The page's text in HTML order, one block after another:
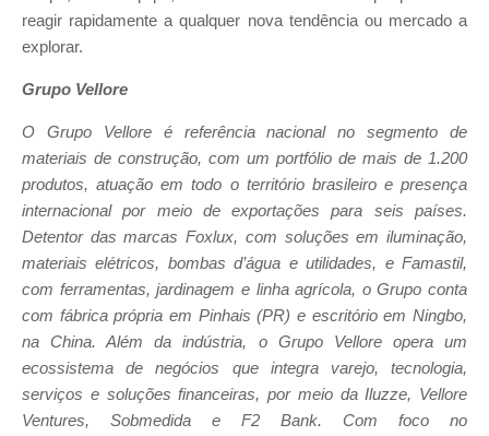
reagir rapidamente a qualquer nova tendência ou mercado a
explorar.
Grupo Vellore
O Grupo Vellore é referência nacional no segmento de
materiais de construção, com um portfólio de mais de 1.200
produtos, atuação em todo o território brasileiro e presença
internacional por meio de exportações para seis países.
Detentor das marcas Foxlux, com soluções em iluminação,
materiais elétricos, bombas d’água e utilidades, e Famastil,
com ferramentas, jardinagem e linha agrícola, o Grupo conta
com fábrica própria em Pinhais (PR) e escritório em Ningbo,
na China. Além da indústria, o Grupo Vellore opera um
ecossistema de negócios que integra varejo, tecnologia,
serviços e soluções financeiras, por meio da Iluzze, Vellore
Ventures, Sobmedida e F2 Bank. Com foco no